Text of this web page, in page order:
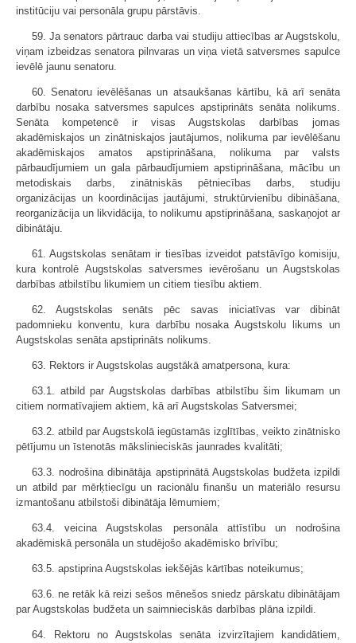
institūciju vai personāla grupu pārstāvis.
59. Ja senators pārtrauc darba vai studiju attiecības ar Augstskolu,
viņam izbeidzas senatora pilnvaras un viņa vietā satversmes sapulce
ievēlē jaunu senatoru.
60. Senatoru ievēlēšanas un atsaukšanas kārtību, kā arī senāta
darbību nosaka satversmes sapulces apstiprināts senāta nolikums.
Senāta kompetencē ir visas Augstskolas darbības jomas
akadēmiskajos un zinātniskajos jautājumos, nolikuma par ievēlēšanu
akadēmiskajos amatos apstiprināšana, nolikuma par valsts
pārbaudījumiem un gala pārbaudījumiem apstiprināšana, mācību un
metodiskais darbs, zinātniskās pētniecības darbs, studiju
organizācijas un koordinācijas jautājumi, struktūrvienību dibināšana,
reorganizācija un likvidācija, to nolikumu apstiprināšana, saskaņojot ar
dibinātāju.
61. Augstskolas senātam ir tiesības izveidot patstāvīgo komisiju,
kura kontrolē Augstskolas satversmes ievērošanu un Augstskolas
darbības atbilstību likumiem un citiem tiesību aktiem.
62. Augstskolas senāts pēc savas ini­ciatīvas var dibināt
padomnieku konventu, kura darbību nosaka Augstskolu likums un
Augstskolas senāta apstiprināts nolikums.
63. Rektors ir Augstskolas augstākā amatpersona, kura:
63.1. atbild par Augstskolas darbības atbilstību šim likumam un
citiem normatīvajiem aktiem, kā arī Augstskolas Satversmei;
63.2. atbild par Augstskolā iegūstamās izglītības, veikto zinātnisko
pētījumu un īstenotās mākslinieciskās jaunrades kvalitāti;
63.3. nodrošina dibinātāja apstiprinātā Augstskolas budžeta izpildi
un atbild par mērķtiecīgu un racionālu finanšu un materiālo resursu
izmantošanu atbilstoši dibinātāja lēmumiem;
63.4. veicina Augstskolas personāla attīstību un nodrošina
akadēmiskā personāla un studējošo akadēmisko brīvību;
63.5. apstiprina Augstskolas iekšējās kārtības noteikumus;
63.6. ne retāk kā reizi sešos mēnešos sniedz pārskatu dibinātājam
par Augstskolas budžeta un saimnieciskās darbības plāna izpildi.
64. Rektoru no Augstskolas senāta izvirzītajiem kandidātiem,